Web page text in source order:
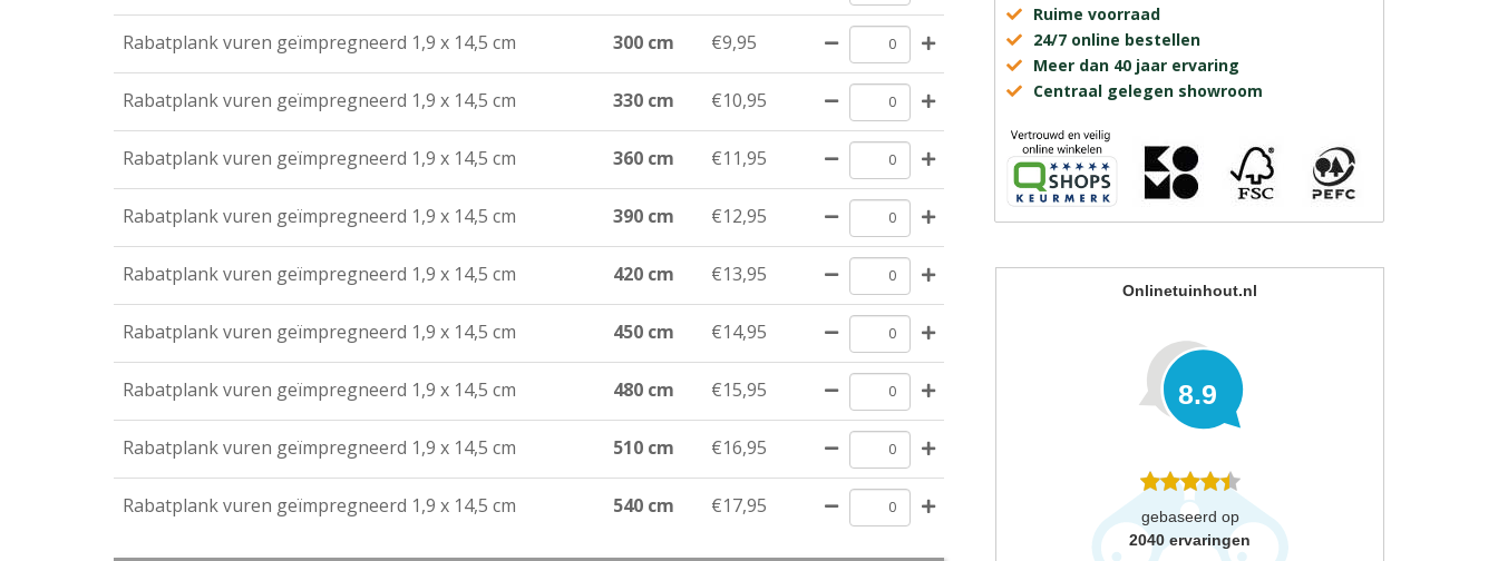
Rabatplank vuren geïmpregneerd 1,9 x 14,5 cm 300 cm €9,95
Rabatplank vuren geïmpregneerd 1,9 x 14,5 cm 330 cm €10,95
Rabatplank vuren geïmpregneerd 1,9 x 14,5 cm 360 cm €11,95
Rabatplank vuren geïmpregneerd 1,9 x 14,5 cm 390 cm €12,95
Rabatplank vuren geïmpregneerd 1,9 x 14,5 cm 420 cm €13,95
Rabatplank vuren geïmpregneerd 1,9 x 14,5 cm 450 cm €14,95
Rabatplank vuren geïmpregneerd 1,9 x 14,5 cm 480 cm €15,95
Rabatplank vuren geïmpregneerd 1,9 x 14,5 cm 510 cm €16,95
Rabatplank vuren geïmpregneerd 1,9 x 14,5 cm 540 cm €17,95
Ruime voorraad
24/7 online bestellen
Meer dan 40 jaar ervaring
Centraal gelegen showroom
Onlinetuinhout.nl
8.9
gebaseerd op
2040 ervaringen